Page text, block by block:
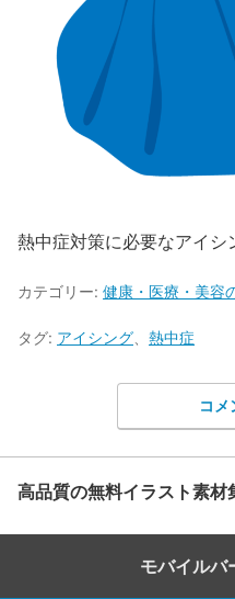
熱中症対策に必要なアイシ
カテゴリー: 健康・医療・美容
タグ: アイシング 熱中症
コメ
高品質の無料イラスト素
モバイルバ